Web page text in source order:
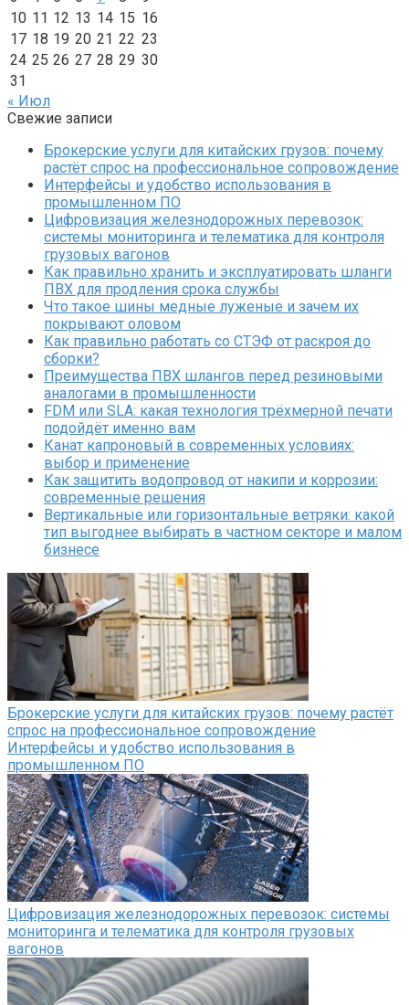
10 11 12 13 14 15 16
17 18 19 20 21 22 23
24 25 26 27 28 29 30
31
« Июл
Свежие записи
Брокерские услуги для китайских грузов: почему
растёт спрос на профессиональное сопровождение
Интерфейсы и удобство использования в
промышленном ПО
Цифровизация железнодорожных перевозок:
системы мониторинга и телематика для контроля
грузовых вагонов
Как правильно хранить и эксплуатировать шланги
ПВХ для продления срока службы
Что такое шины медные луженые и зачем их
покрывают оловом
Как правильно работать со СТЭФ от раскроя до
сборки?
Преимущества ПВХ шлангов перед резиновыми
аналогами в промышленности
FDM или SLA: какая технология трёхмерной печати
подойдёт именно вам
Канат капроновый в современных условиях:
выбор и применение
Как защитить водопровод от накипи и коррозии:
современные решения
Вертикальные или горизонтальные ветряки: какой
тип выгоднее выбирать в частном секторе и малом
бизнесе
Брокерские услуги для китайских грузов: почему растёт
спрос на профессиональное сопровождение
Интерфейсы и удобство использования в
промышленном ПО
Цифровизация железнодорожных перевозок: системы
мониторинга и телематика для контроля грузовых
вагонов